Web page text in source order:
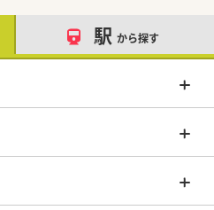
駅 から探す